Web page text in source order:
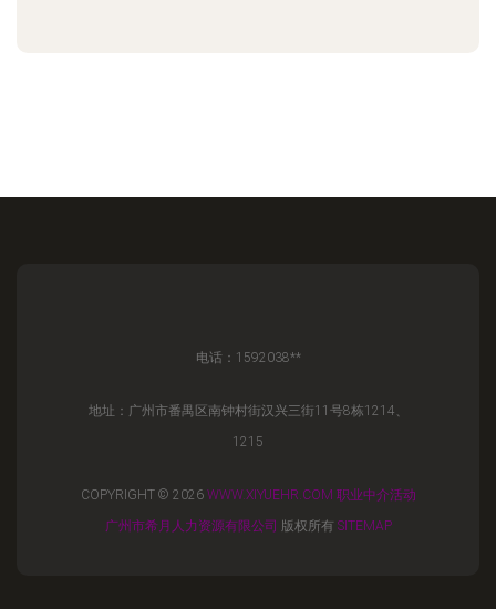
电话：1592038**
地址：广州市番禺区南钟村街汉兴三街11号8栋1214、
1215
COPYRIGHT © 2026 WWW.XIYUEHR.COM 职业中介活动
广州市希月人力资源有限公司 版权所有 SITEMAP